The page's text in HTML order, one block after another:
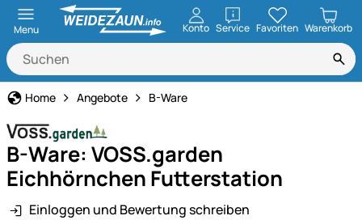
Menu Konto ServiceöffnenFavoriten Warenkorb
Home Angebote B-Ware
B-Ware: VOSS.garden
Eichhörnchen Futterstation
Einloggen und Bewertung schreiben